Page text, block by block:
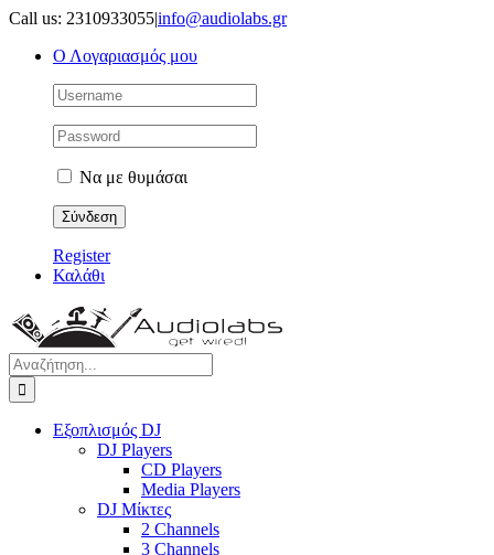
Μετάβαση
περιεχόμενο
Call us: 2310933055|info@audiolabs.gr
Ο Λογαριασμός μου
Να με θυμάσαι
Register
Καλάθι
Αναζήτηση
για:
Εξοπλισμός DJ
DJ Players
CD Players
Media Players
DJ Μίκτες
2 Channels
3 Channels